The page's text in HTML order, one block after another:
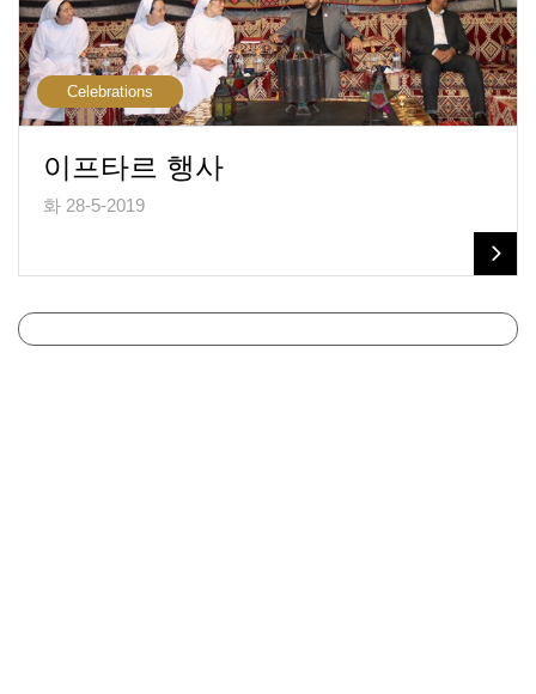
Celebrations
이프타르 행사
화 28-5-2019